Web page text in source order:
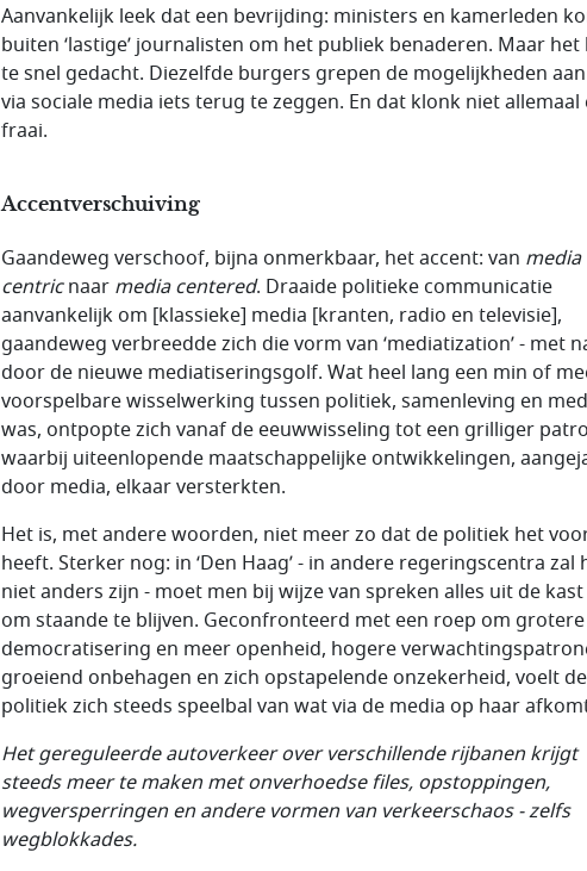
Aanvankelijk leek dat een bevrijding: ministers en kamerleden
buiten ‘lastige’ journalisten om het publiek benaderen. Maar het
te snel gedacht. Diezelfde burgers grepen de mogelijkheden
via sociale media iets terug te zeggen. En dat klonk niet allemaal
fraai.
Accentverschuiving
Gaandeweg verschoof, bijna onmerkbaar, het accent: van media
centricnaar media centered. Draaide politieke communicatie
aanvankelijk om [klassieke] media [kranten, radio en televisie],
gaandeweg verbreedde zich die vorm van ‘mediatization’ - met
door de nieuwe mediatiseringsgolf. Wat heel lang een min of
voorspelbare wisselwerking tussen politiek, samenleving en
was, ontpopte zich vanaf de eeuwwisseling tot een grilliger
waarbij uiteenlopende maatschappelijke ontwikkelingen,
door media, elkaar versterkten.
Het is, met andere woorden, niet meer zo dat de politiek het
heeft. Sterker nog: in ‘Den Haag’ - in andere regeringscentra zal
niet anders zijn - moet men bij wijze van spreken alles uit de
om staande te blijven. Geconfronteerd met een roep om grotere
democratisering en meer openheid, hogere
groeiend onbehagen en zich opstapelende onzekerheid, voelt de
politiek zich steeds speelbal van wat via de media op haar
Het gereguleerde autoverkeer over verschillende rijbanen krijgt
steeds meer te maken met onverhoedse files, opstoppingen,
wegversperringen en andere vormen van verkeerschaos - zelfs
wegblokkades.